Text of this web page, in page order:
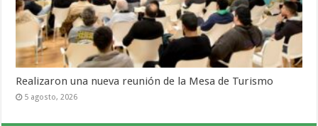
Realizaron una nueva reunión de la Mesa de Turismo
5 agosto, 2026